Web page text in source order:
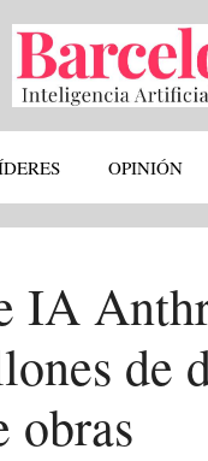
OPINIÓN
IA
de
obras